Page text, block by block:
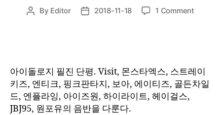
Post
By Editor
Post2018-11-18 1 Commenton
10
월
아이돌로지 필진 단평. Visit, 몬스타엑스, 스트레이
키즈, 엔티크, 핑크판타지, 보아, 에이티즈, 골든차일
드, 엔플라잉, 아이즈원, 하이라이트, 헤이걸스,
JBJ95, 원포유의 음반을 다룬다.